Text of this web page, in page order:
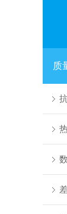
质